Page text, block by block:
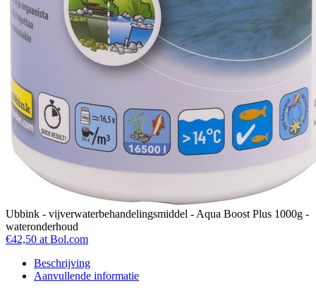
Ubbink - vijverwaterbehandelingsmiddel - Aqua Boost Plus 1000g -
wateronderhoud
€42,50 at Bol.com
Beschrijving
Aanvullende informatie